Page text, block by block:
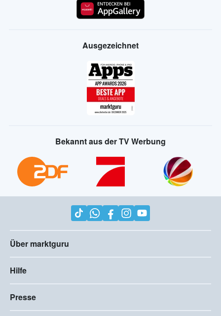
Ausgezeichnet
Bekannt aus der TV Werbung
Über marktguru
Hilfe
Presse